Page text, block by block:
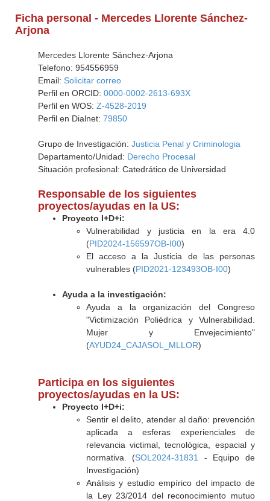
Ficha personal - Mercedes Llorente Sánchez-
Arjona
Mercedes Llorente Sánchez-Arjona
Telefono: 954556959
Email: Solicitar correo
Perfil en ORCID: 0000-0002-2613-693X
Perfil en WOS: Z-4528-2019
Perfil en Dialnet: 79850
Grupo de Investigación: Justicia Penal y Criminologia
Departamento/Unidad: Derecho Procesal
Situación profesional: Catedrático de Universidad
Responsable de los siguientes
proyectos/ayudas en la US:
Proyecto I+D+i:
Vulnerabilidad y justicia en la era 4.0
(PID2024-156597OB-I00)
El acceso a la Justicia de las personas
vulnerables (PID2021-123493OB-I00)
Ayuda a la investigación:
Ayuda a la organización del Congreso
"Victimización Poliédrica y Vulnerabilidad.
Mujer y Envejecimiento"
(AYUD24_CAJASOL_MLLOR)
Participa en los siguientes
proyectos/ayudas en la US:
Proyecto I+D+i:
Sentir el delito, atender al daño: prevención
aplicada a esferas experienciales de
relevancia victimal, tecnológica, espacial y
normativa. (SOL2024-31831
- Equipo de
Investigación)
Análisis y estudio empírico del impacto de
la Ley 23/2014 del reconocimiento mutuo